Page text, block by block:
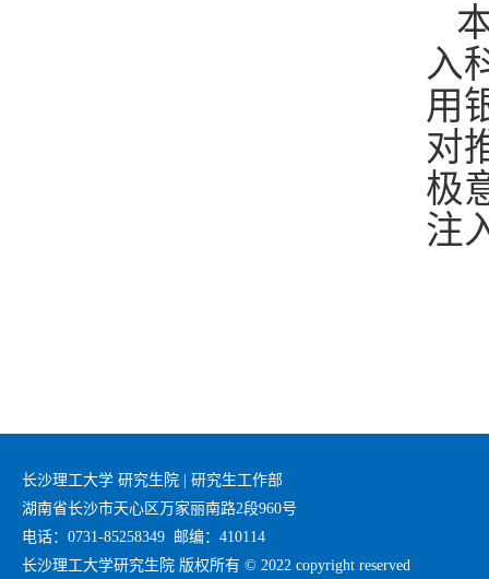
入
用
对
极
注
长沙理工大学 研究生院 | 研究生工作部
湖南省长沙市天心区万家丽南路2段960号
电话：0731-85258349 邮编：410114
长沙理工大学研究生院 版权所有 © 2022 copyright reserved